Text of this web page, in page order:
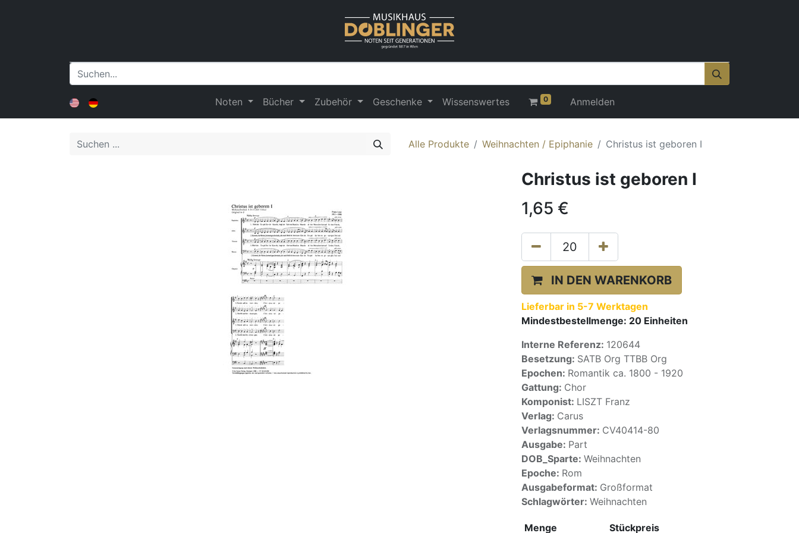
Noten Bücher Zubehör Geschenke Wissenswertes 0 Anmelden
Alle Produkte Weihnachten / Epiphanie Christus ist geboren I
Christus ist geboren I
1,65 €
IN DEN WARENKORB
Lieferbar in 5-7 Werktagen
Mindestbestellmenge: 20 Einheiten
Interne Referenz: 120644
Besetzung: SATB Org TTBB Org
Epochen: Romantik ca. 1800 - 1920
Gattung: Chor
Komponist: LISZT Franz
Verlag: Carus
Verlagsnummer: CV40414-80
Ausgabe: Part
DOB_Sparte: Weihnachten
Epoche: Rom
Ausgabeformat: Großformat
Schlagwörter: Weihnachten
Menge Stückpreis